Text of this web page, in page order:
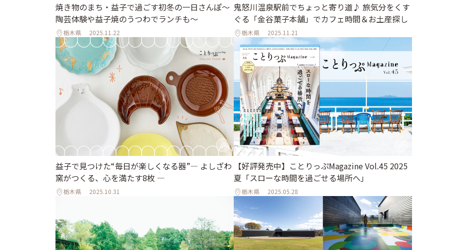
焼き物のまち・益子で過ごす初冬の一日さんぽ〜
陶芸体験や益子焼のうつわでランチも〜
栃木県 2025.11.22
鬼怒川温泉駅前でちょっと寄り道♪ 旅気分をくす
ぐる「金谷菓子本舗」でカフェ時間＆お土産探し
栃木県 2025.11.21
益子で見つけた“毎日が楽しくなる器”― よしざわ
窯がつくる、心を満たす8枚 ―
栃木県 2025.10.31
【好評発売中】ことりっぷMagazine Vol.45 2025
夏「スローな時間を過ごせる場所へ」
栃木県 2025.05.28